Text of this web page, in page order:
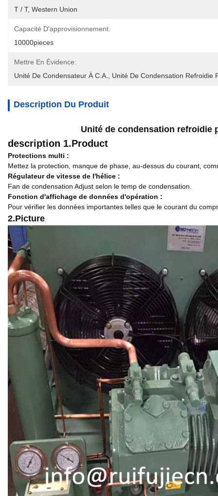
T / T, Western Union
Capacité D'approvisionnement:
10000pieces
Mettre En Évidence:
Unité De Condensateur À C.A.
Unité De Condensation Refroidie
Description Du Produit
Unité de condensation refroidie
description 1.Product
Protections multi :
Mettez la protection, manque de phase, au-dessus du courant,
Régulateur de vitesse de l'hélice :
Fan de condensation Adjust selon le temp de condensation.
Fonction d'affichage de données d'opération :
Pour vérifier les données importantes telles que le courant du
2.Picture